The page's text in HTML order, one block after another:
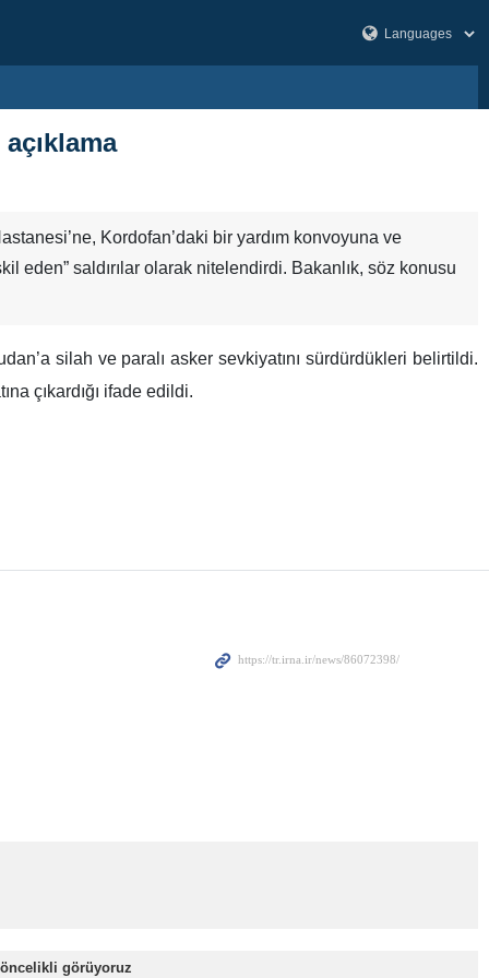
Kordofan’daki bir yardım konvoyuna ve
eden” saldırılar olarak nitelendirdi. Bakanlık, söz konusu
silah ve paralı asker sevkiyatını sürdürdükleri belirtildi.
çıkardığı ifade edildi.
görüyoruz